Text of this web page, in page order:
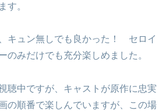
す。
キュン無しでも良かった！ セロイ
のみだけでも充分楽しめました。
聴中ですが、キャストが原作に忠実
の順番で楽しんでいますが、この場